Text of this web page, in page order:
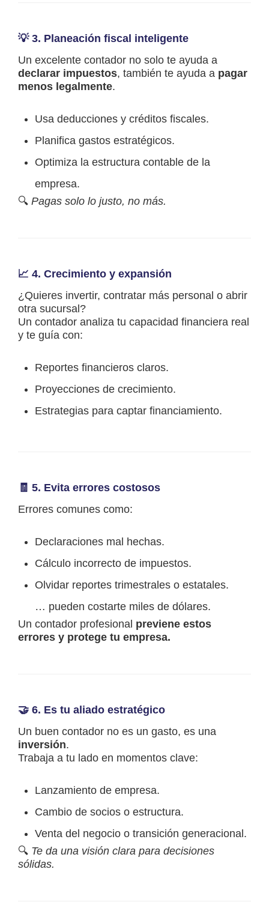
💡 3. Planeación fiscal inteligente
Un excelente contador no solo te ayuda a
declarar impuestos, también te ayuda a pagar
menos legalmente.
Usa deducciones y créditos fiscales.
Planifica gastos estratégicos.
Optimiza la estructura contable de la
empresa.
🔍 Pagas solo lo justo, no más.
📈 4. Crecimiento y expansión
¿Quieres invertir, contratar más personal o abrir
otra sucursal?
Un contador analiza tu capacidad financiera real
y te guía con:
Reportes financieros claros.
Proyecciones de crecimiento.
Estrategias para captar financiamiento.
🧾 5. Evita errores costosos
Errores comunes como:
Declaraciones mal hechas.
Cálculo incorrecto de impuestos.
Olvidar reportes trimestrales o estatales.
… pueden costarte miles de dólares.
Un contador profesional previene estos
errores y protege tu empresa.
🤝 6. Es tu aliado estratégico
Un buen contador no es un gasto, es una
inversión.
Trabaja a tu lado en momentos clave:
Lanzamiento de empresa.
Cambio de socios o estructura.
Venta del negocio o transición generacional.
🔍 Te da una visión clara para decisiones
sólidas.